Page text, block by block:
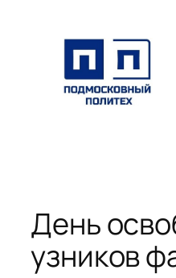
содержимому
День
узников